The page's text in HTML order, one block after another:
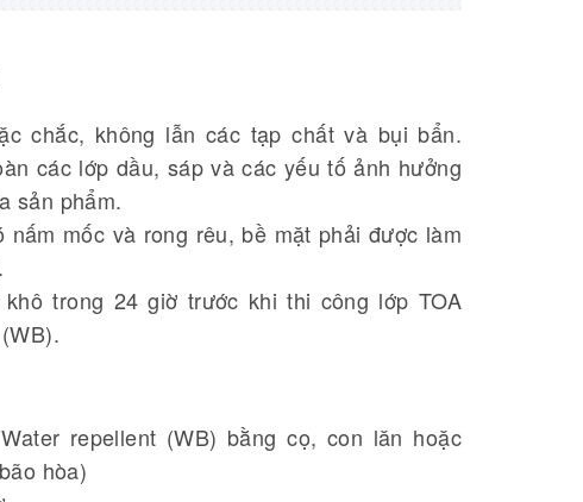
chắc, không lẫn các tạp chất và bụi bẩn.
các lớp dầu, sáp và các yếu tố ảnh hưởng
sản phẩm.
nấm mốc và rong rêu, bề mặt phải được làm
trong 24 giờ trước khi thi công lớp TOA
repellent (WB) bằng cọ, con lăn hoặc
hòa)